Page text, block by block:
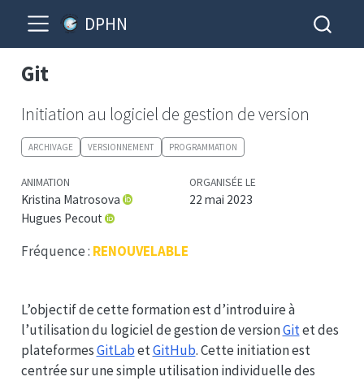
DPHN
Git
Initiation au logiciel de gestion de version
ARCHIVAGE VERSIONNEMENT PROGRAMMATION
ANIMATION
Kristina Matrosova
Hugues Pecout
ORGANISÉE LE
22 mai 2023
Fréquence : RENOUVELABLE
L’objectif de cette formation est d’introduire à
l’utilisation du logiciel de gestion de versionGitet des
plateformesGitLabetGitHub. Cette initiation est
centrée sur une simple utilisation individuelle des